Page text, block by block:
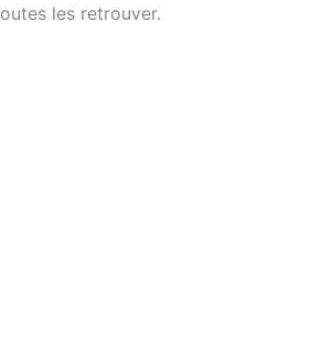
les retrouver.